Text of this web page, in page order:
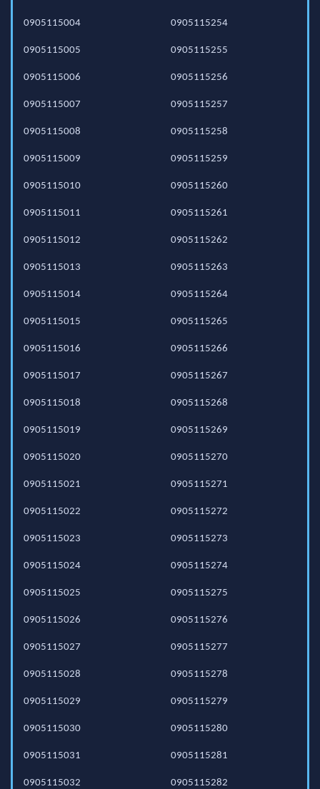
0905115004
0905115005
0905115006
0905115007
0905115008
0905115009
0905115010
0905115011
0905115012
0905115013
0905115014
0905115015
0905115016
0905115017
0905115018
0905115019
0905115020
0905115021
0905115022
0905115023
0905115024
0905115025
0905115026
0905115027
0905115028
0905115029
0905115030
0905115031
0905115032
0905115254
0905115255
0905115256
0905115257
0905115258
0905115259
0905115260
0905115261
0905115262
0905115263
0905115264
0905115265
0905115266
0905115267
0905115268
0905115269
0905115270
0905115271
0905115272
0905115273
0905115274
0905115275
0905115276
0905115277
0905115278
0905115279
0905115280
0905115281
0905115282